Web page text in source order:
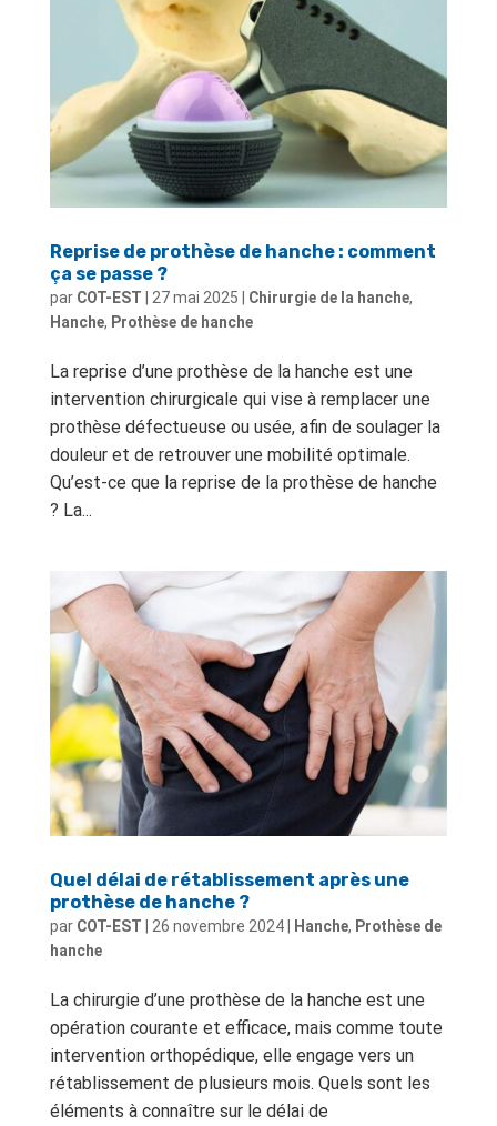
Reprise de prothèse de hanche : comment
ça se passe ?
par COT-EST 27 mai 2025 Chirurgie de la hanche,
Hanche, Prothèse de hanche
La reprise d’une prothèse de la hanche est une
intervention chirurgicale qui vise à remplacer une
prothèse défectueuse ou usée, afin de soulager la
douleur et de retrouver une mobilité optimale.
Qu’est-ce que la reprise de la prothèse de hanche
? La...
Quel délai de rétablissement après une
prothèse de hanche ?
par COT-EST | 26 novembre 2024| Hanche, Prothèse de
hanche
La chirurgie d’une prothèse de la hanche est une
opération courante et efficace, mais comme toute
intervention orthopédique, elle engage vers un
rétablissement de plusieurs mois. Quels sont les
éléments à connaître sur le délai de